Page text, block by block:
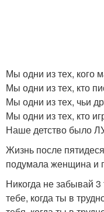
Мы одни из тех, кого
Мы одни из тех, кто
Мы одни из тех, чьи
Мы одни из тех, кто
Наше детство было
Жизнь после
подумала женщина и
Никогда не забывай
тебе, когда ты в